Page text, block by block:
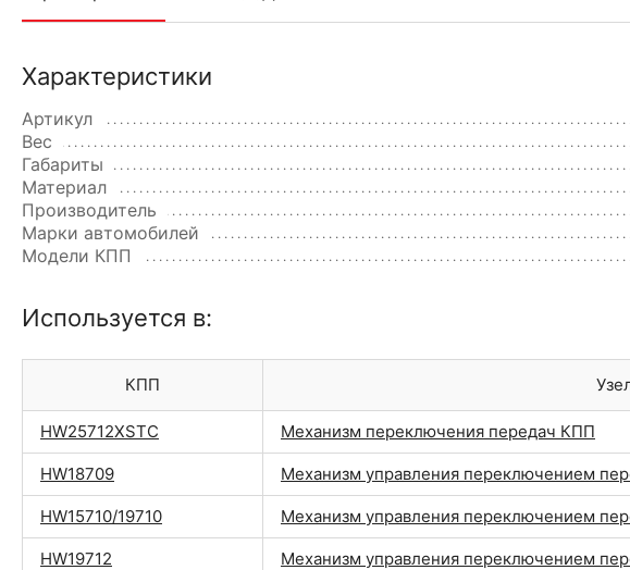
Характеристики
Артикул
Вес
Габариты
Материал
Производитель
Марки автомобилей
Модели КПП
Используется в:
КПП
HW25712XSTC Механизм переключения передач КПП
HW18709 Механизм управления переключением
HW15710/19710 Механизм управления переключением
HW19712 Механизм управления переключением